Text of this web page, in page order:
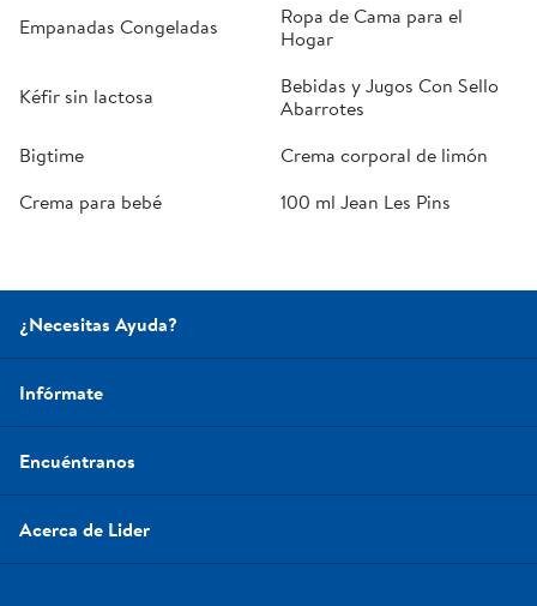
Empanadas Congeladas
Ropa de Cama para el
Hogar
Kéfir sin lactosa
Bebidas y Jugos Con Sello
Abarrotes
Bigtime
Crema corporal de limón
Crema para bebé
100 ml Jean Les Pins
¿Necesitas Ayuda?
Infórmate
Encuéntranos
Acerca de Lider